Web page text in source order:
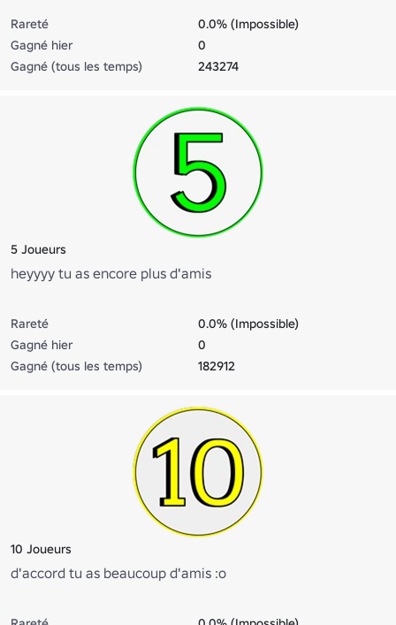
Rareté
0.0% (Impossible)
Gagné hier
0
Gagné (tous les temps)
243274
5 Joueurs
heyyyy tu as encore plus d'amis
Rareté
0.0% (Impossible)
Gagné hier
0
Gagné (tous les temps)
182912
10 Joueurs
d'accord tu as beaucoup d'amis :o